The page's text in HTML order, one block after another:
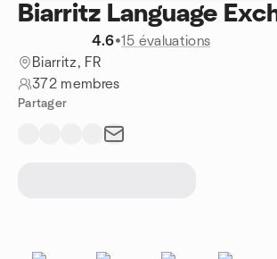
Biarritz Language
4.6•15 évaluations
Biarritz, FR
372 membres
Partager